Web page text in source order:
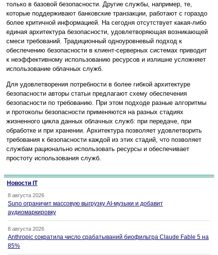
только в базовой безопасности. Другие службы, например, те,
которые поддерживают банковские транзакции, работают с гораздо
более критичной информацией. На сегодня отсутствует какая-либо
единая архитектура безопасности, удовлетворяющая возникающей
смеси требований. Традиционный одноуровневый подход к
обеспечению безопасности в клиент-серверных системах приводит
к неэффективному использованию ресурсов и излишне усложняет
использование облачных служб.
Для удовлетворения потребности в более гибкой архитектуре
безопасности авторы статьи предлагают схему обеспечения
безопасности по требованию. При этом подходе разные алгоритмы
и протоколы безопасности применяются на разных стадиях
жизненного цикла данных облачных служб: при передаче, при
обработке и при хранении. Архитектура позволяет удовлетворить
требования к безопасности каждой из этих стадий, что позволяет
службам рационально использовать ресурсы и обеспечивает
простоту использования служб.
Новости IT
8 августа 2026
Suno ограничит массовую выгрузку AI-музыки и добавит
аудиомаркировку
8 августа 2026
Anthropic сократила число срабатываний биофильтра Claude Fable 5 на
85%